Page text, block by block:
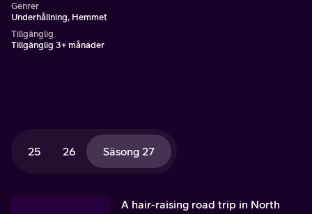
Genrer
Underhållning, Hemmet
Tillgänglig
Tillgänglig 3+ månader
25 26 Säsong 27
A hair-raising road trip in North